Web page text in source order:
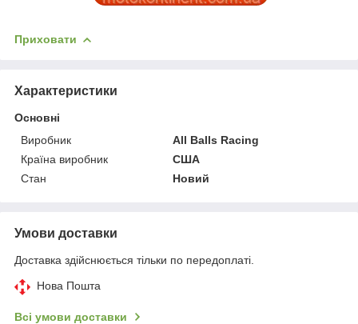
Приховати
Характеристики
Основні
Виробник
All Balls Racing
Країна виробник
США
Стан
Новий
Умови доставки
Доставка здійснюється тільки по передоплаті.
Нова Пошта
Всі умови доставки